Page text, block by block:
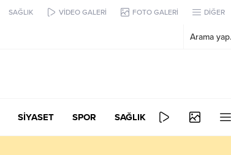
SAĞLIK VİDEO GALERİ FOTO GALERİ DİĞER
SİYASET SPOR SAĞLIK